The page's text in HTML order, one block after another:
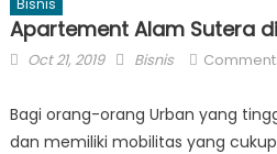
Apartement Alam Sutera
Posted
Oct 21, 2019 Author
Bisnis
Bagi orang-orang Urban yang
dan memiliki mobilitas yang